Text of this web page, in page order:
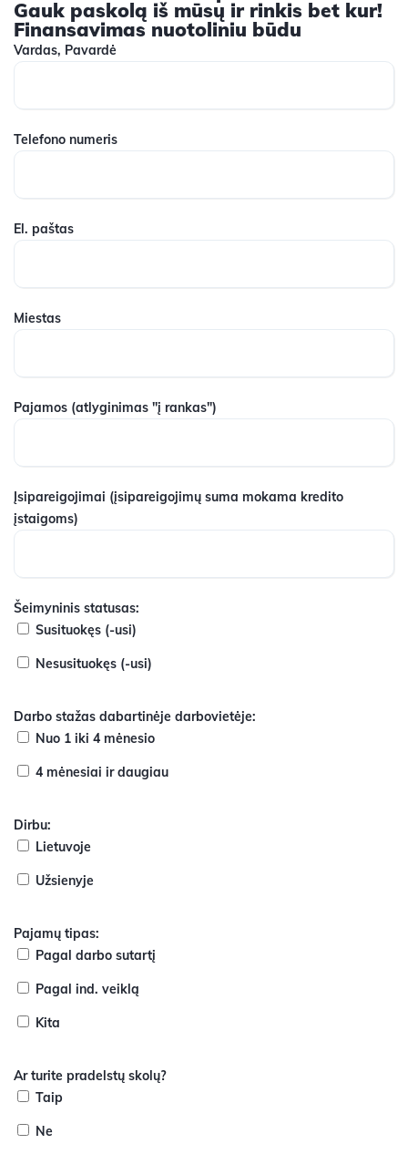
Gauk paskolą iš mūsų ir rinkis bet kur!
Finansavimas nuotoliniu būdu
Vardas, Pavardė
Telefono numeris
El. paštas
Miestas
Pajamos (atlyginimas "į rankas")
Įsipareigojimai (įsipareigojimų suma mokama kredito
įstaigoms)
Šeimyninis statusas:
Susituokęs (-usi)
Nesusituokęs (-usi)
Darbo stažas dabartinėje darbovietėje:
Nuo 1 iki 4 mėnesio
4 mėnesiai ir daugiau
Dirbu:
Lietuvoje
Užsienyje
Pajamų tipas:
Pagal darbo sutartį
Pagal ind. veiklą
Kita
Ar turite pradelstų skolų?
Taip
Ne